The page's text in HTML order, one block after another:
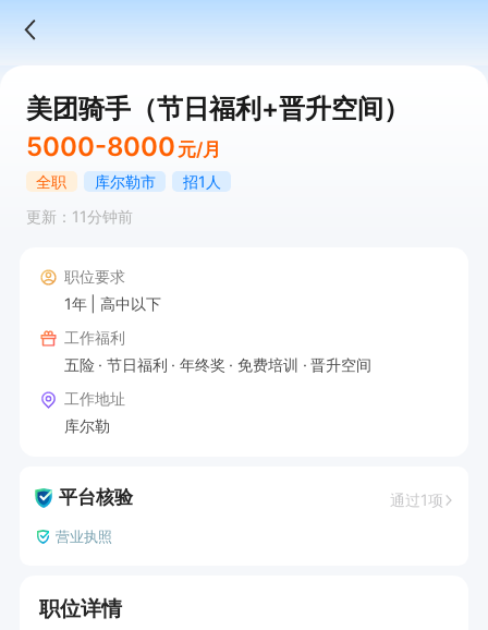
美团骑手（节日福利+晋升空间）
5000-8000 元/月
全职 库尔勒市
招1人
更新：11分钟前
职位要求
1年
高中以下
工作福利
五险
节日福利 年终奖 免费培训
晋升空间
工作地址
库尔勒
平台核验 通过1项
营业执照
职位详情